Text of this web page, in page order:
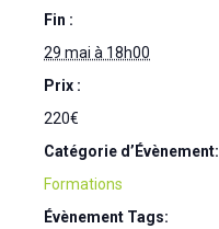
Fin :
29 mai à 18h00
Prix :
220€
Catégorie d’Évènement:
Formations
Évènement Tags: